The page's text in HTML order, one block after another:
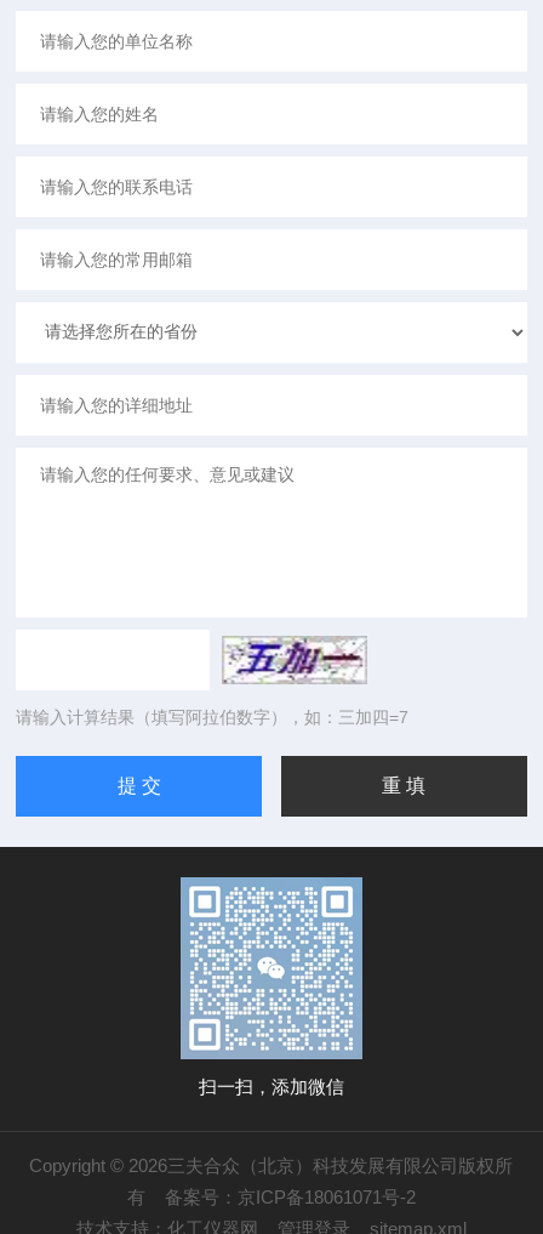
请输入计算结果（填写阿拉伯数字），如：三加四=7
扫一扫，添加微信
Copyright © 2026三夫合众（北京）科技发展有限公司版权所
有 备案号：京ICP备18061071号-2
技术支持： 化工仪器网 管理登录 sitemap.xml